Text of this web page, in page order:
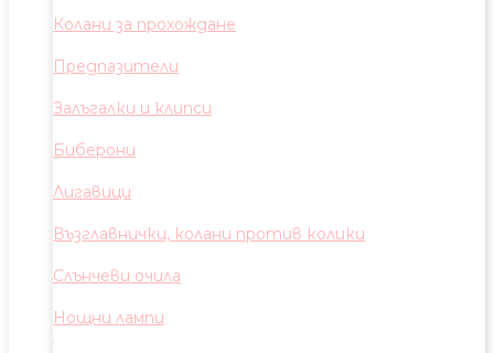
Колани за прохождане
Предпазители
Залъгалки и клипси
Биберони
Лигавици
Възглавнички, колани против колики
Слънчеви очила
Нощни лампи